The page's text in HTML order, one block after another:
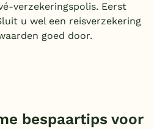
verzekeringspolis. Eerst
u wel een reisverzekering
goed door.
bespaartips voor